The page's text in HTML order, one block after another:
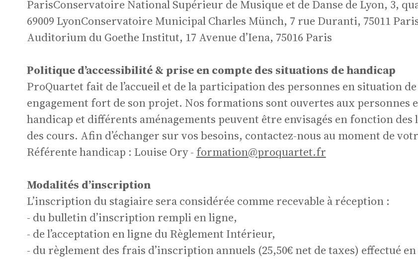
ParisConservatoire National Supérieur de Musique et de Danse de Lyon, 3,
69009 LyonConservatoire Municipal Charles Münch, 7 rue Duranti, 75011
Auditorium du Goethe Institut, 17 Avenue d’Iena, 75016 Paris
Politique d’accessibilité & prise en compte des situations de handicap
ProQuartet fait de l’accueil et de la participation des personnes en situation
engagement fort de son projet. Nos formations sont ouvertes aux personnes
handicap et différents aménagements peuvent être envisagés en fonction des
des cours. Afin d’échanger sur vos besoins, contactez-nous au moment de
Référente handicap : Louise Ory - formation@proquartet.fr
Modalités d’inscription
L’inscription du stagiaire sera considérée comme recevable à réception :
- du bulletin d’inscription rempli en ligne,
- de l’acceptation en ligne du Règlement Intérieur,
- du règlement des frais d’inscription annuels (25,50€ net de taxes) effectué
et